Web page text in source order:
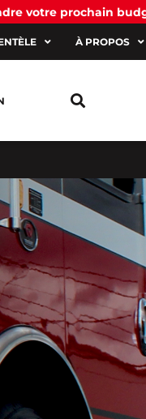
votre prochain
À PROPOS